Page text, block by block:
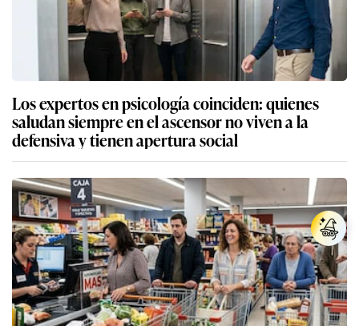
Los expertos en psicología coinciden: quienes
saludan siempre en el ascensor no viven a la
defensiva y tienen apertura social